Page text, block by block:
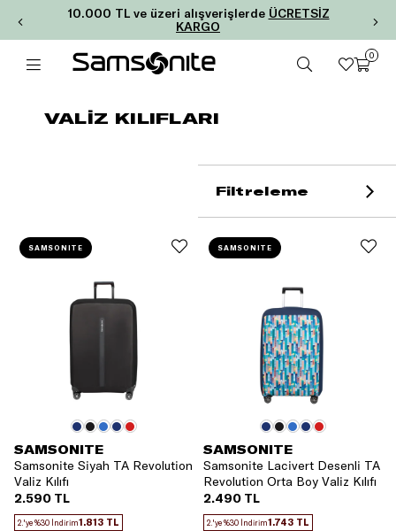
10.000 TL ve üzeri alışverişlerde ÜCRETSİZ
KARGO
0
VALİZ KILIFLARI
Filtreleme
SAMSONITE
Samsonite Siyah TA Revolution
Valiz Kılıfı
2.590 TL
2.'ye %30 İndirim1.813 TL
SAMSONITE
SAMSONITE
Samsonite Lacivert Desenli TA
Revolution Orta Boy Valiz Kılıfı
2.490 TL
2.'ye %30 İndirim1.743 TL
SAMSONITE